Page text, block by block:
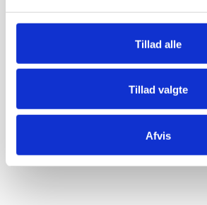
Tillad alle
Tillad valgte
Afvis